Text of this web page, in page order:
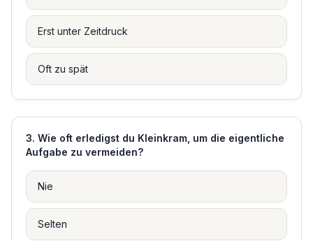
Erst unter Zeitdruck
Oft zu spät
3. Wie oft erledigst du Kleinkram, um die eigentliche
Aufgabe zu vermeiden?
Nie
Selten